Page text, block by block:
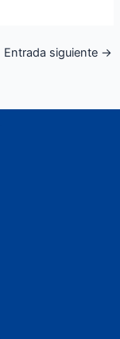
Entrada siguiente →